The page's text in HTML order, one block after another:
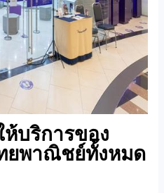
ห้บริการของ
ยพาณิชย์ทั้งหมด